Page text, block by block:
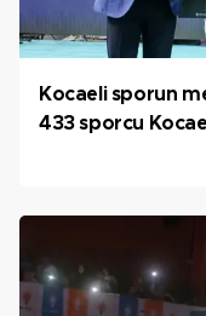
Kocaeli sporun
433 sporcu